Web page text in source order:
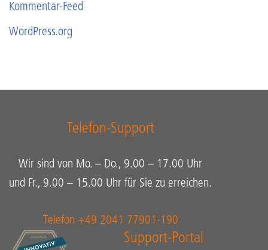
Kommentar-Feed
WordPress.org
Telefon-Support
Wir sind von Mo. – Do., 9.00 – 17.00 Uhr
und Fr., 9.00 – 15.00 Uhr für Sie zu erreichen.
Telefon +49 2041 77901-190
Support-Portal